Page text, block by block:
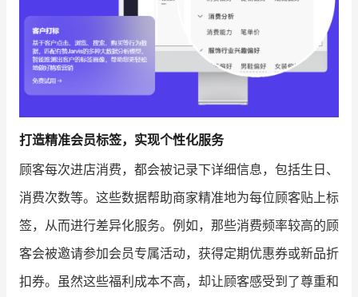
商家社区 社群交流
合作共进
入驻有赞
有赞云 数据通服务
打造精准会员标签，实现个性化服务
顾客每次进店消费，都会被记录下详细信息，包括生日、
消费次数等。这些数据帮助商家精准地为每位顾客贴上标
签，从而进行差异化服务。例如，那些消费频率较高的顾
客会被邀请参加会员专属活动，获得定期优惠券或新品折
扣券。虽然这些福利成本不高，却让顾客感受到了尊重和